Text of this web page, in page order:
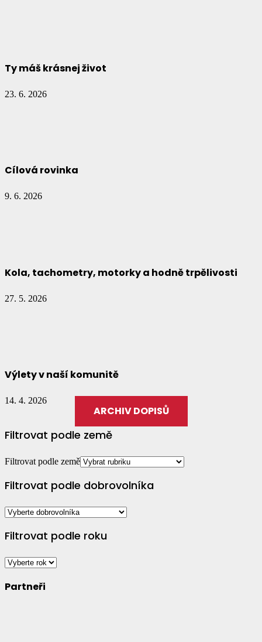
Ty máš krásnej život
23. 6. 2026
Cílová rovinka
9. 6. 2026
Kola, tachometry, motorky a hodně trpělivosti
27. 5. 2026
Výlety v naší komunitě
14. 4. 2026
ARCHIV DOPISŮ
Filtrovat podle země
Filtrovat podle země
Filtrovat podle dobrovolníka
Filtrovat podle roku
Partneři